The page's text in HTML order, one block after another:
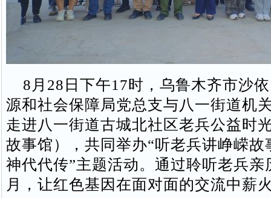
8月28日下午17时，乌鲁木齐市沙
源和社会保障局党总支与八一街道机
走进八一街道古城北社区老兵公益时
故事馆），共同举办“听老兵讲峥嵘故
神代代传”主题活动。通过聆听老兵亲
月，让红色基因在面对面的交流中薪